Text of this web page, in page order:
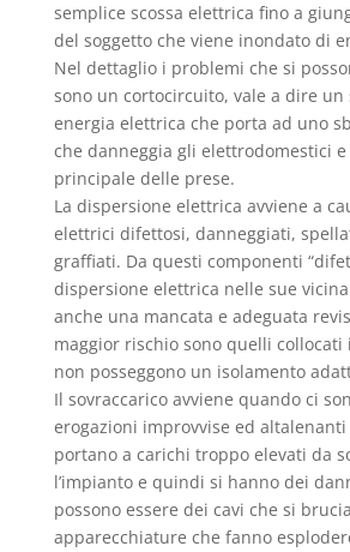
semplice scossa elettrica fino a
del soggetto che viene inondato di
Nel dettaglio i problemi che si
sono un cortocircuito, vale a dire un
energia elettrica che porta ad uno
che danneggia gli elettrodomestici
principale delle prese.
La dispersione elettrica avviene a
elettrici difettosi, danneggiati,
graffiati. Da questi componenti
dispersione elettrica nelle sue
anche una mancata e adeguata
maggior rischio sono quelli collocati
non posseggono un isolamento
Il sovraccarico avviene quando ci
erogazioni improvvise ed
portano a carichi troppo elevati da
l’impianto e quindi si hanno dei
possono essere dei cavi che si
apparecchiature che fanno